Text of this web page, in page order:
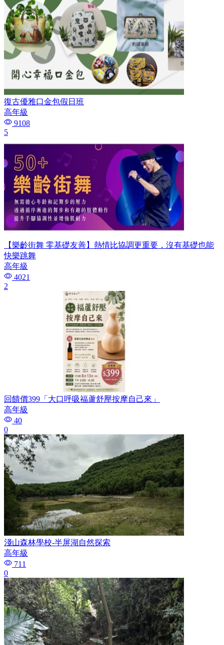
復古優雅口金包假日班
高年級
9108
5
【樂齡街舞 零基礎友善】熱情比協調更重要，沒有基礎也能
快樂跳舞
高年級
4021
2
回饋價399「大口呼吸福蘆舒壓按摩自己來」
高年級
40
0
淺山森林學校-半屏湖自然探索
高年級
711
0